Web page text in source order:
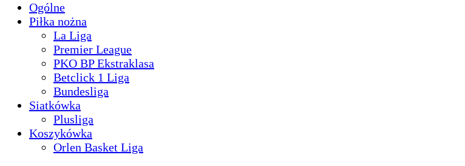
Ogólne
Piłka nożna
La Liga
Premier League
PKO BP Ekstraklasa
Betclick 1 Liga
Bundesliga
Siatkówka
Plusliga
Koszykówka
Orlen Basket Liga